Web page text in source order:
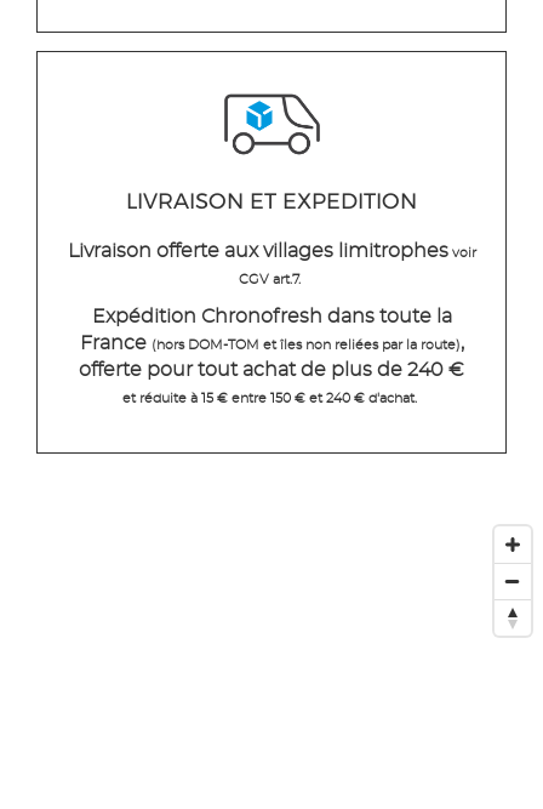
LIVRAISON ET EXPEDITION
Livraison offerte aux villages limitrophesvoir
CGV art.7.
Expédition Chronofresh dans toute la
France (hors DOM-TOM et îles non reliées par la route),
offerte pour tout achat de plus de 240 €
et réduite à 15 € entre 150 € et 240 € d'achat.